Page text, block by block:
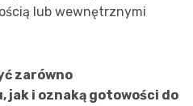
lub wewnętrznymi
zarówno
jak i oznaką gotowości do